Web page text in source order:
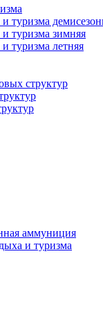
туризма
туризма зимняя
туризма летняя
структур
аммуниция
и туризма